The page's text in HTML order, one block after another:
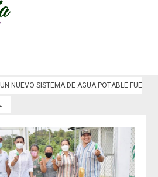
UN NUEVO SISTEMA DE AGUA POTABLE FUE